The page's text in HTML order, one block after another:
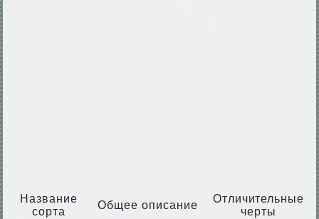
Название
сорта
Общее описание
Отличительные
черты